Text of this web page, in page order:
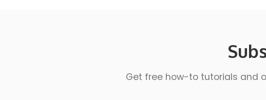
Get free how-to tutorials and